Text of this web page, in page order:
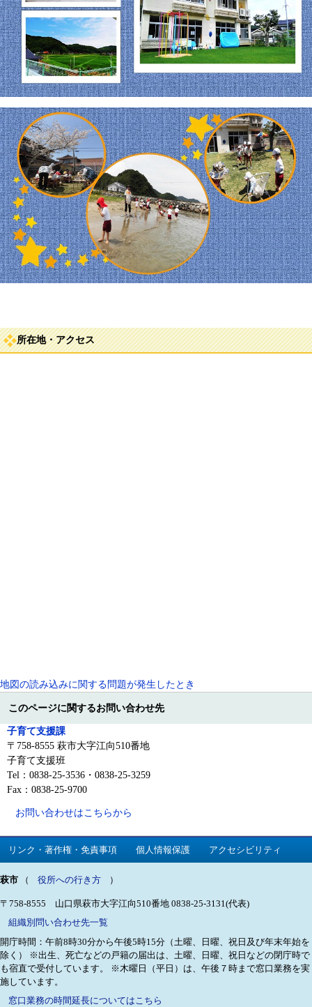
所在地・アクセス
地図の読み込みに関する問題が発生したとき
このページに関するお問い合わせ先
子育て支援課
〒758-8555 萩市大字江向510番地
子育て支援班
Tel：0838-25-3536・0838-25-3259
Fax：0838-25-9700
お問い合わせはこちらから
リンク・著作権・免責事項 個人情報保護 アクセシビリティ
萩市 （ 役所への行き方 ）
〒758-8555 山口県萩市大字江向510番地 0838-25-3131(代表)
組織別問い合わせ先一覧
開庁時間：午前8時30分から午後5時15分（土曜、日曜、祝日及び年末年始を
除く）
※出生、死亡などの戸籍の届出は、土曜、日曜、祝日などの閉庁時で
も宿直で受付しています。
※木曜日（平日）は、午後７時まで窓口業務を実
施しています。
窓口業務の時間延長についてはこちら